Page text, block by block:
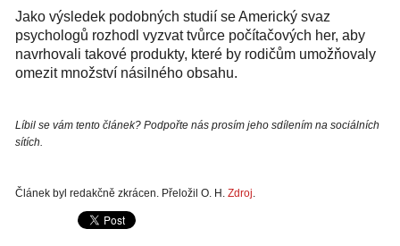
Jako výsledek podobných studií se Americký svaz
psychologů rozhodl vyzvat tvůrce počítačových her, aby
navrhovali takové produkty, které by rodičům umožňovaly
omezit množství násilného obsahu.
Líbil se vám tento článek? Podpořte nás prosím jeho sdílením na sociálních
sítích.
Článek byl redakčně zkrácen. Přeložil O. H. Zdroj